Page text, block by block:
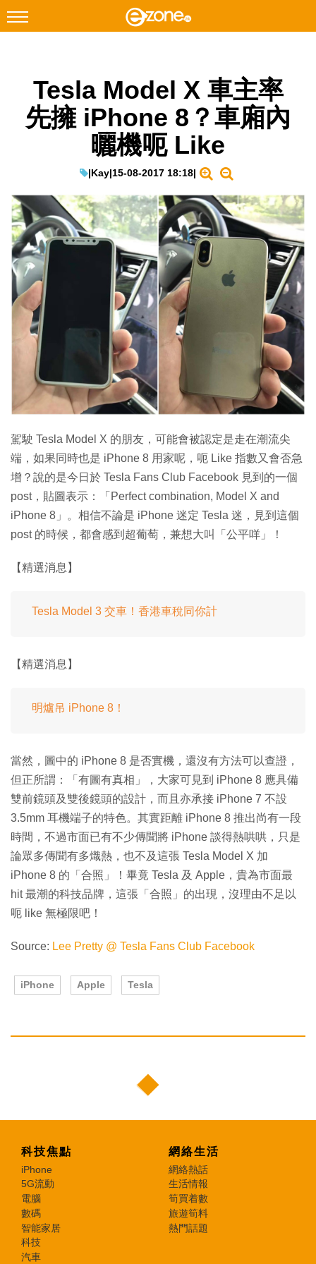
Facebook Instagram
科技焦點
教學評測
EduTech
IT Times
生成式AI與雲端應用
Enterprise Digital Transformation
Tesla Model X 車主率
先擁 iPhone 8？車廂內
曬機呃 Like
|Kay|15-08-2017 18:18|
駕駛 Tesla Model X 的朋友，可能會被認定是走在潮流尖
端，如果同時也是 iPhone 8 用家呢，呃 Like 指數又會否急
增？說的是今日於 Tesla Fans Club Facebook 見到的一個
post，貼圖表示：「Perfect combination, Model X and
iPhone 8」。相信不論是 iPhone 迷定 Tesla 迷，見到這個
post 的時候，都會感到超葡萄，兼想大叫「公平咩」！
【精選消息】
Tesla Model 3 交車！香港車稅同你計
【精選消息】
明爐吊 iPhone 8！
當然，圖中的 iPhone 8 是否實機，還沒有方法可以查證，
但正所謂：「有圖有真相」，大家可見到 iPhone 8 應具備
雙前鏡頭及雙後鏡頭的設計，而且亦承接 iPhone 7 不設
3.5mm 耳機端子的特色。其實距離 iPhone 8 推出尚有一段
時間，不過市面已有不少傳聞將 iPhone 談得熱哄哄，只是
論眾多傳聞有多熾熱，也不及這張 Tesla Model X 加
iPhone 8 的「合照」！畢竟 Tesla 及 Apple，貴為市面最
hit 最潮的科技品牌，這張「合照」的出現，沒理由不足以
呃 like 無極限吧！
Source: Lee Pretty @ Tesla Fans Club Facebook
iPhone Apple Tesla
科技焦點
iPhone
5G流動
電腦
數碼
智能家居
科技
汽車
網絡生活
網絡熱話
生活情報
筍買着數
旅遊筍料
熱門話題